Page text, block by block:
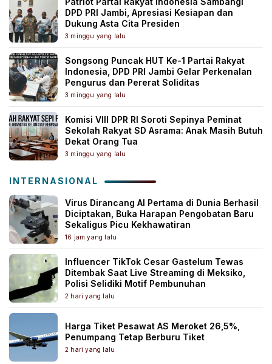
DPD PRI Jambi, Apresiasi Kesiapan dan
Dukung Asta Cita Presiden
3 minggu yang lalu
Songsong Puncak HUT Ke-1 Partai Rakyat
Indonesia, DPD PRI Jambi Gelar Perkenalan
Pengurus dan Pererat Soliditas
3 minggu yang lalu
Komisi VIII DPR RI Soroti Sepinya Peminat
Sekolah Rakyat SD Asrama: Anak Masih Butuh
Dekat Orang Tua
3 minggu yang lalu
INTERNASIONAL
Virus Dirancang AI Pertama di Dunia Berhasil
Diciptakan, Buka Harapan Pengobatan Baru
Sekaligus Picu Kekhawatiran
16 jam yang lalu
Influencer TikTok Cesar Gastelum Tewas
Ditembak Saat Live Streaming di Meksiko,
Polisi Selidiki Motif Pembunuhan
2 hari yang lalu
Harga Tiket Pesawat AS Meroket 26,5%,
Penumpang Tetap Berburu Tiket
2 hari yang lalu